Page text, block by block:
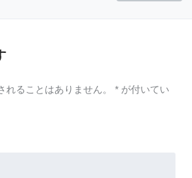
れることはありません。 * が付いてい